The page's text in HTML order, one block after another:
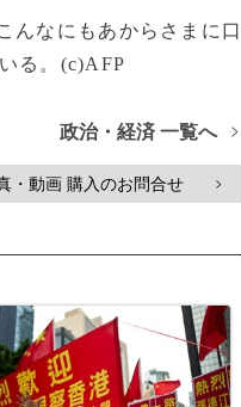
んなにもあからさまに口
る。(c)AFP
政治・経済 一覧へ >
・動画 購入のお問合せ >